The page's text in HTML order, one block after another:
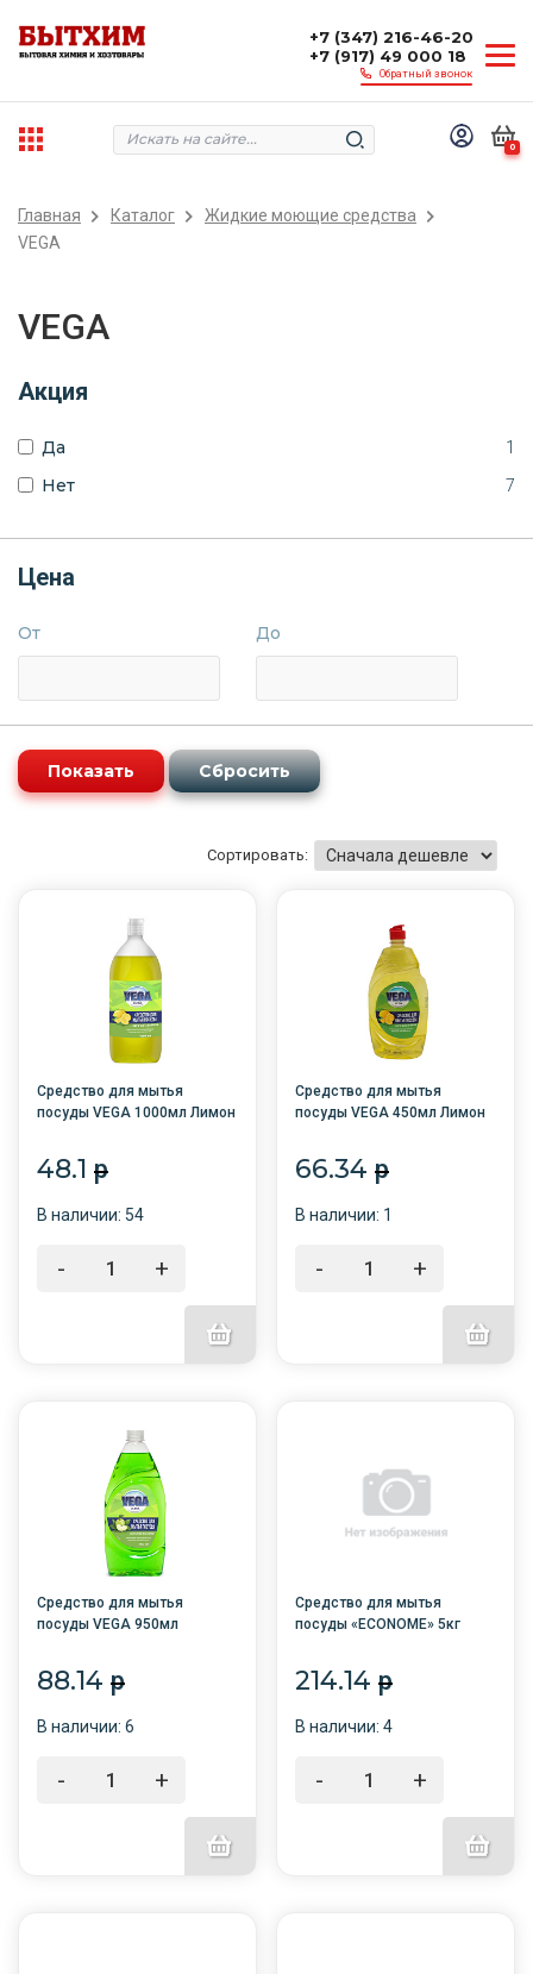
+7 (347) 216-46-20
+7 (917) 49 000 18
Обратный звонок
0
Главная Каталог
Жидкие моющие средства
VEGA
VEGA
Акция
Да 1
Нет 7
Цена
От До
Сортировать:
Средство для мытья
посуды VEGA 1000мл Лимон
48.1 p
В наличии: 54
- +
Средство для мытья
посуды VEGA 450мл Лимон
66.34p
В наличии: 1
- +
Средство для мытья
посуды VEGA 950мл
88.14 p
В наличии: 6
- +
Средство для мытья
посуды «ECONOME» 5кг
214.14p
В наличии: 4
- +